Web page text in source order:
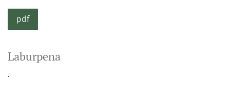
pdf
Laburpena
.